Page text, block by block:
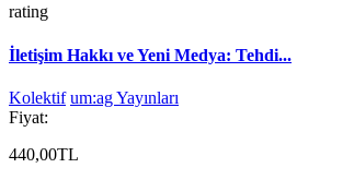
rating
İletişim Hakkı ve Yeni Medya: Tehdi...
Kolektif um:ag Yayınları
Fiyat:
440,00TL